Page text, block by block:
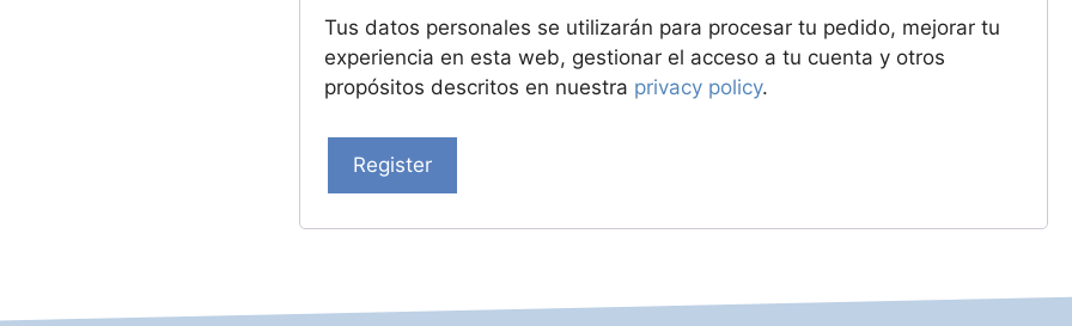
Tus datos personales se utilizarán para procesar tu pedido, mejorar tu
experiencia en esta web, gestionar el acceso a tu cuenta y otros
propósitos descritos en nuestra privacy policy.
Register